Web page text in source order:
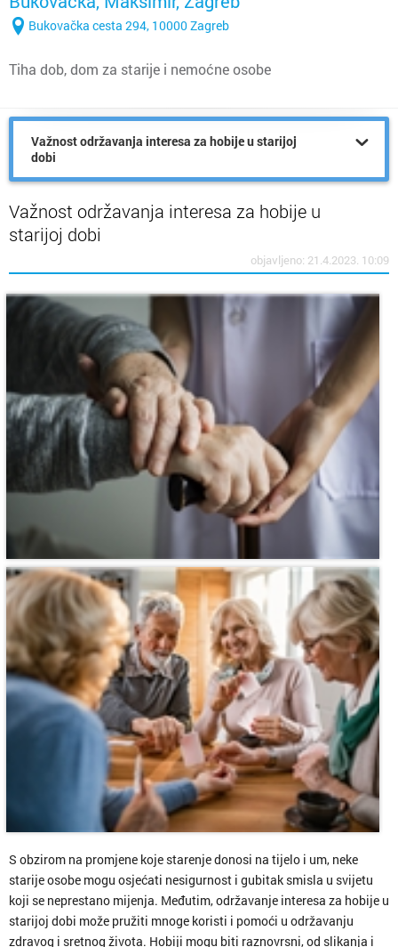
Bukovačka cesta 294, 10000 Zagreb
Tiha dob, dom za starije i nemoćne osobe
Važnost održavanja interesa za hobije u starijoj
dobi
Važnost održavanja interesa za hobije u
starijoj dobi
objavljeno: 21.4.2023. 10:09
S obzirom na promjene koje starenje donosi na tijelo i um, neke
starije osobe mogu osjećati nesigurnost i gubitak smisla u svijetu
koji se neprestano mijenja. Međutim, održavanje interesa za hobije u
starijoj dobi može pružiti mnoge koristi i pomoći u održavanju
zdravog i sretnog života. Hobiji mogu biti raznovrsni, od slikanja i